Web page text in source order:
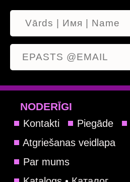
NODERĪGI
Kontakti Piegāde
Atgriešanas veidlapa
Par mums